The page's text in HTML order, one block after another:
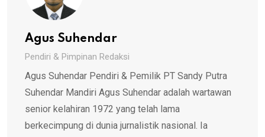
Agus Suhendar
Pendiri & Pimpinan Redaksi
Agus Suhendar Pendiri & Pemilik PT Sandy Putra
Suhendar Mandiri Agus Suhendar adalah wartawan
senior kelahiran 1972 yang telah lama
berkecimpung di dunia jurnalistik nasional. Ia